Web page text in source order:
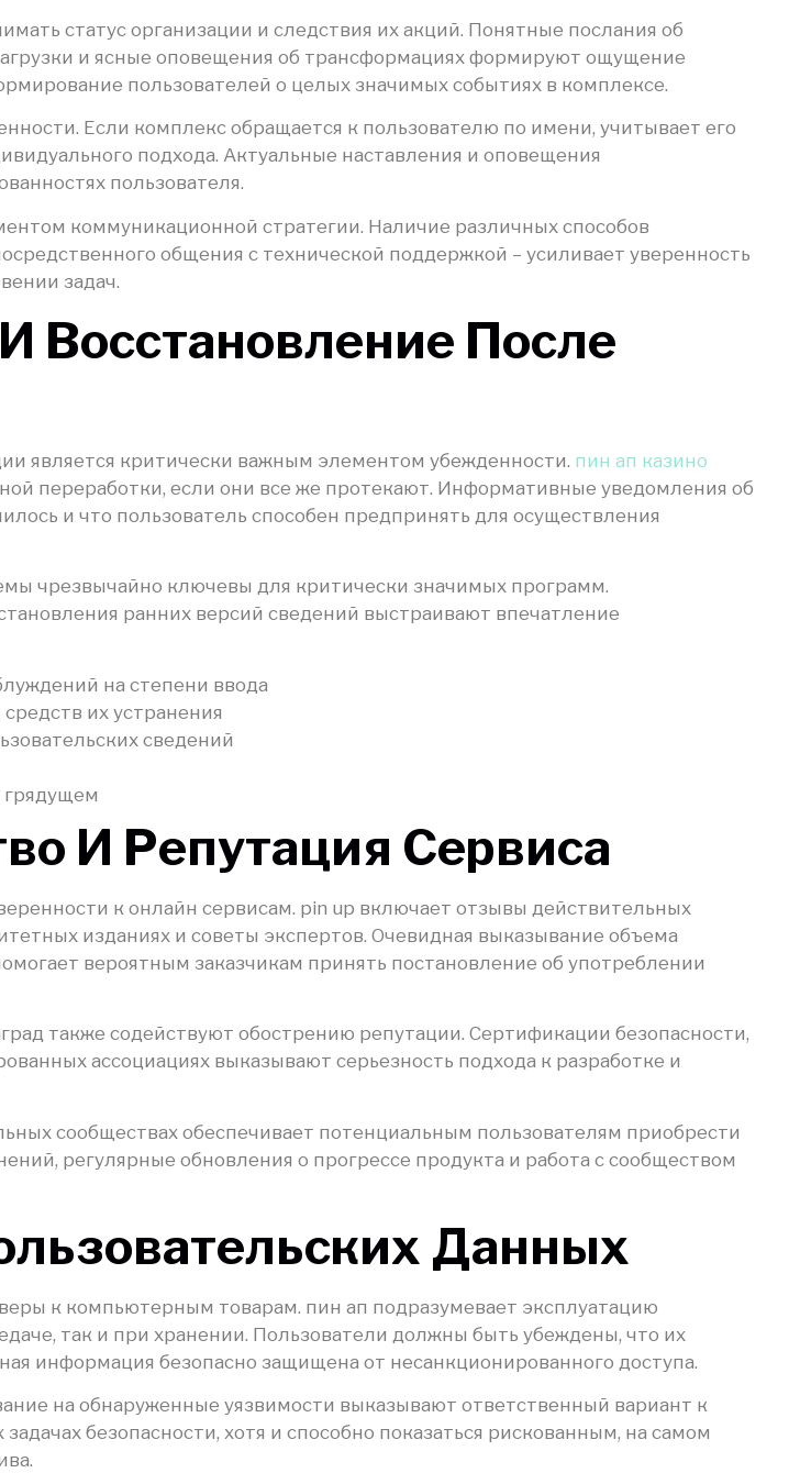
статус организации и следствия их акций. Понятные послания об
и ясные оповещения об трансформациях формируют ощущение
пользователей о целых значимых событиях в комплексе.
Если комплекс обращается к пользователю по имени, учитывает его
подхода. Актуальные наставления и оповещения
пользователя.
коммуникационной стратегии. Наличие различных способов
общения с технической поддержкой – усиливает уверенность
задач.
Восстановление После
является критически важным элементом убежденности. пин ап казино
переработки, если они все же протекают. Информативные уведомления об
и что пользователь способен предпринять для осуществления
чрезвычайно ключевы для критически значимых программ.
ранних версий сведений выстраивают впечатление
на степени ввода
их устранения
сведений
грядущем
И Репутация Сервиса
к онлайн сервисам. pin up включает отзывы действительных
изданиях и советы экспертов. Очевидная выказывание объема
вероятным заказчикам принять постановление об употреблении
также содействуют обострению репутации. Сертификации безопасности,
ассоциациях выказывают серьезность подхода к разработке и
сообществах обеспечивает потенциальным пользователям приобрести
регулярные обновления о прогрессе продукта и работа с сообществом
Данных
к компьютерным товарам. пин ап подразумевает эксплуатацию
так и при хранении. Пользователи должны быть убеждены, что их
информация безопасно защищена от несанкционированного доступа.
на обнаруженные уязвимости выказывают ответственный вариант к
безопасности, хотя и способно показаться рискованным, на самом